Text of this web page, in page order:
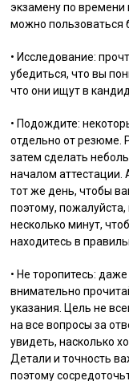
экзамену по времени
можно пользоваться
• Исследование:
убедиться, что вы
что они ищут в
• Подождите:
отдельно от резюме.
затем сделать
началом
тот же день, чтобы
поэтому,
несколько минут,
находитесь в
• Не торопитесь:
внимательно
указания. Цель не
на все вопросы за
увидеть, насколько
Детали и точность
поэтому